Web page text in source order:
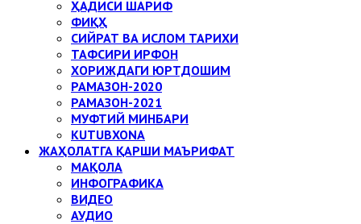
ҲАДИСИ ШАРИФ
ФИҚҲ
СИЙРАТ ВА ИСЛОМ ТАРИХИ
ТАФСИРИ ИРФОН
ХОРИЖДАГИ ЮРТДОШИМ
РАМАЗОН-2020
РАМАЗОН-2021
МУФТИЙ МИНБАРИ
KUTUBXONA
ЖАҲОЛАТГА ҚАРШИ МАЪРИФАТ
МАҚОЛА
ИНФОГРАФИКА
ВИДЕО
АУДИО